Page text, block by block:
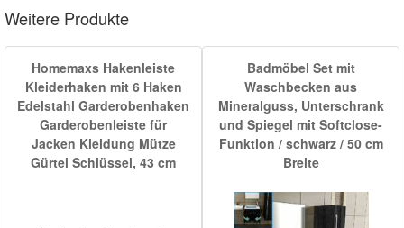
Weitere Produkte
Homemaxs Hakenleiste
Kleiderhaken mit 6 Haken
Edelstahl Garderobenhaken
Garderobenleiste für
Jacken Kleidung Mütze
Gürtel Schlüssel, 43 cm
Badmöbel Set mit
Waschbecken aus
Mineralguss, Unterschrank
und Spiegel mit Softclose-
Funktion / schwarz / 50 cm
Breite